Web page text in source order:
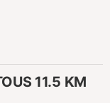
11.5 KM